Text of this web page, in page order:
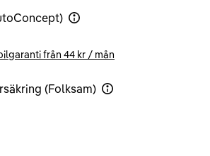
från 44 kr / mån
(Folksam)